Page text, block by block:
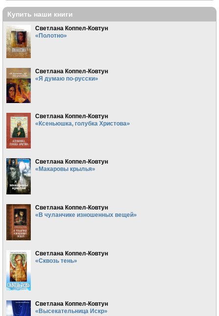
Купить наши книги
Светлана Коппел-Ковтун
«Полотно»
Светлана Коппел-Ковтун
«Я думаю по-русски»
Светлана Коппел-Ковтун
«Ксеньюшка, голубка Христова»
Светлана Коппел-Ковтун
«Макаровы крылья»
Светлана Коппел-Ковтун
«В чуланчике изношенных вещей»
Светлана Коппел-Ковтун
«Сквозь тень»
Светлана Коппел-Ковтун
«Высекательница Искр»